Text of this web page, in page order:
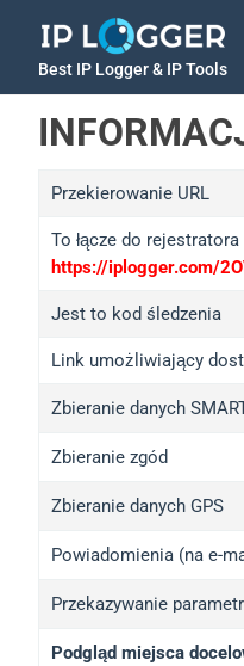
Best IP Logger & IP Tools
Przekierowanie URL
To łącze do rejestratora
https://iplogger.com/
Jest to kod śledzenia
Link umożliwiający
Zbieranie danych
Zbieranie zgód
Zbieranie danych GPS
Powiadomienia (na e-
Przekazywanie
Podgląd miejsca